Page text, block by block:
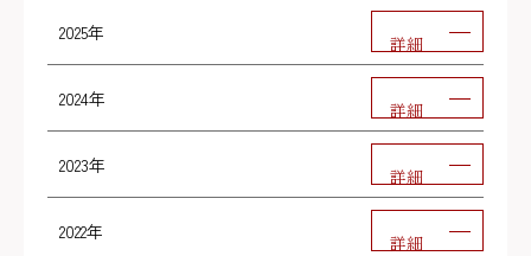
2025年 詳細
2024年 詳細
2023年 詳細
2022年 詳細